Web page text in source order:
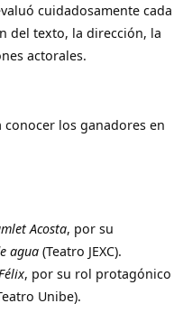
cuidadosamente cada
del texto, la dirección, la
actorales.
los ganadores en
Acosta, por su
agua (Teatro JEXC).
, por su rol protagónico
Unibe).